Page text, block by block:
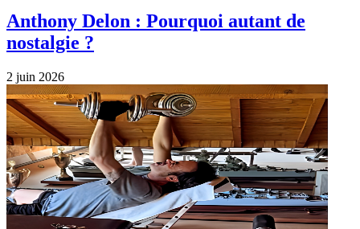
Anthony Delon : Pourquoi autant de
nostalgie ?
2 juin 2026